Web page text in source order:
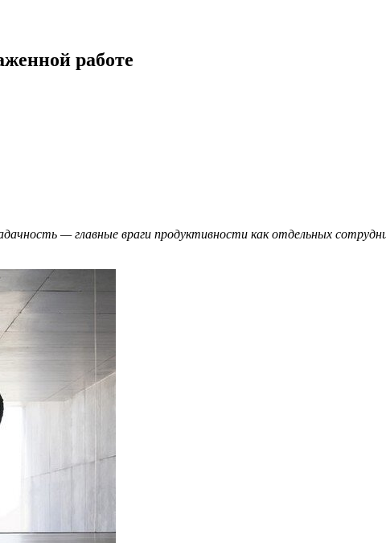
работе
— главные враги продуктивности как отдельных